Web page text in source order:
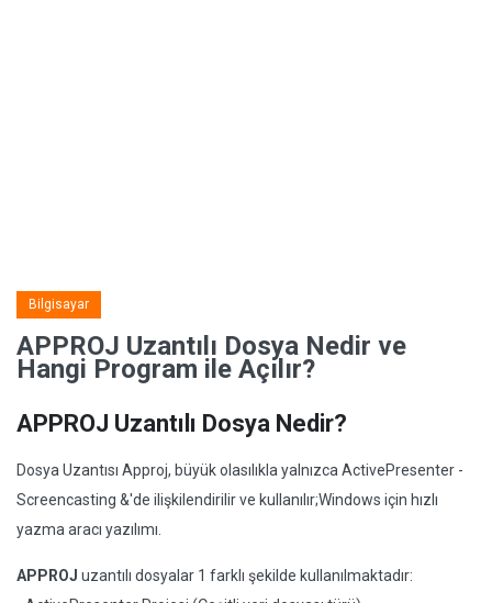
Bilgisayar
APPROJ Uzantılı Dosya Nedir ve
Hangi Program ile Açılır?
APPROJ Uzantılı Dosya Nedir?
Dosya Uzantısı Approj, büyük olasılıkla yalnızca ActivePresenter -
Screencasting &'de ilişkilendirilir ve kullanılır;Windows için hızlı
yazma aracı yazılımı.
APPROJ uzantılı dosyalar 1 farklı şekilde kullanılmaktadır: